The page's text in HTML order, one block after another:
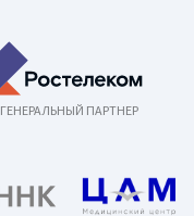
ГЕНЕРАЛЬНЫЙ ПАРТНЕР